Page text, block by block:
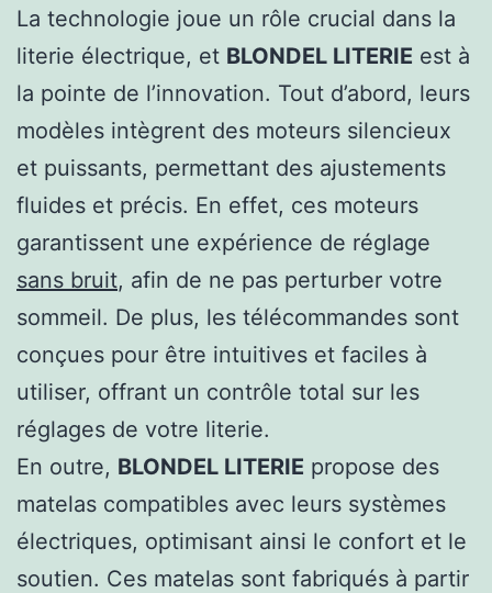
La technologie joue un rôle crucial dans la
literie électrique, et BLONDEL LITERIE est à
la pointe de l’innovation. Tout d’abord, leurs
modèles intègrent des moteurs silencieux
et puissants, permettant des ajustements
fluides et précis. En effet, ces moteurs
garantissent une expérience de réglage
sans bruit, afin de ne pas perturber votre
sommeil. De plus, les télécommandes sont
conçues pour être intuitives et faciles à
utiliser, offrant un contrôle total sur les
réglages de votre literie.
En outre, BLONDEL LITERIE propose des
matelas compatibles avec leurs systèmes
électriques, optimisant ainsi le confort et le
soutien. Ces matelas sont fabriqués à partir